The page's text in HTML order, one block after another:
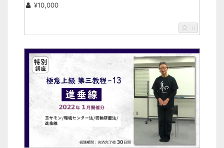
¥10,000
0